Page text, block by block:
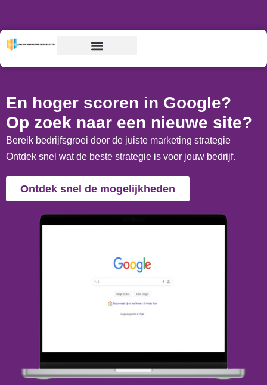
En hoger scoren in Google?
Op zoek naar een nieuwe site?
Bereik bedrijfsgroei door de juiste marketing strategie
Ontdek snel wat de beste strategie is voor jouw bedrijf.
Ontdek snel de mogelijkheden